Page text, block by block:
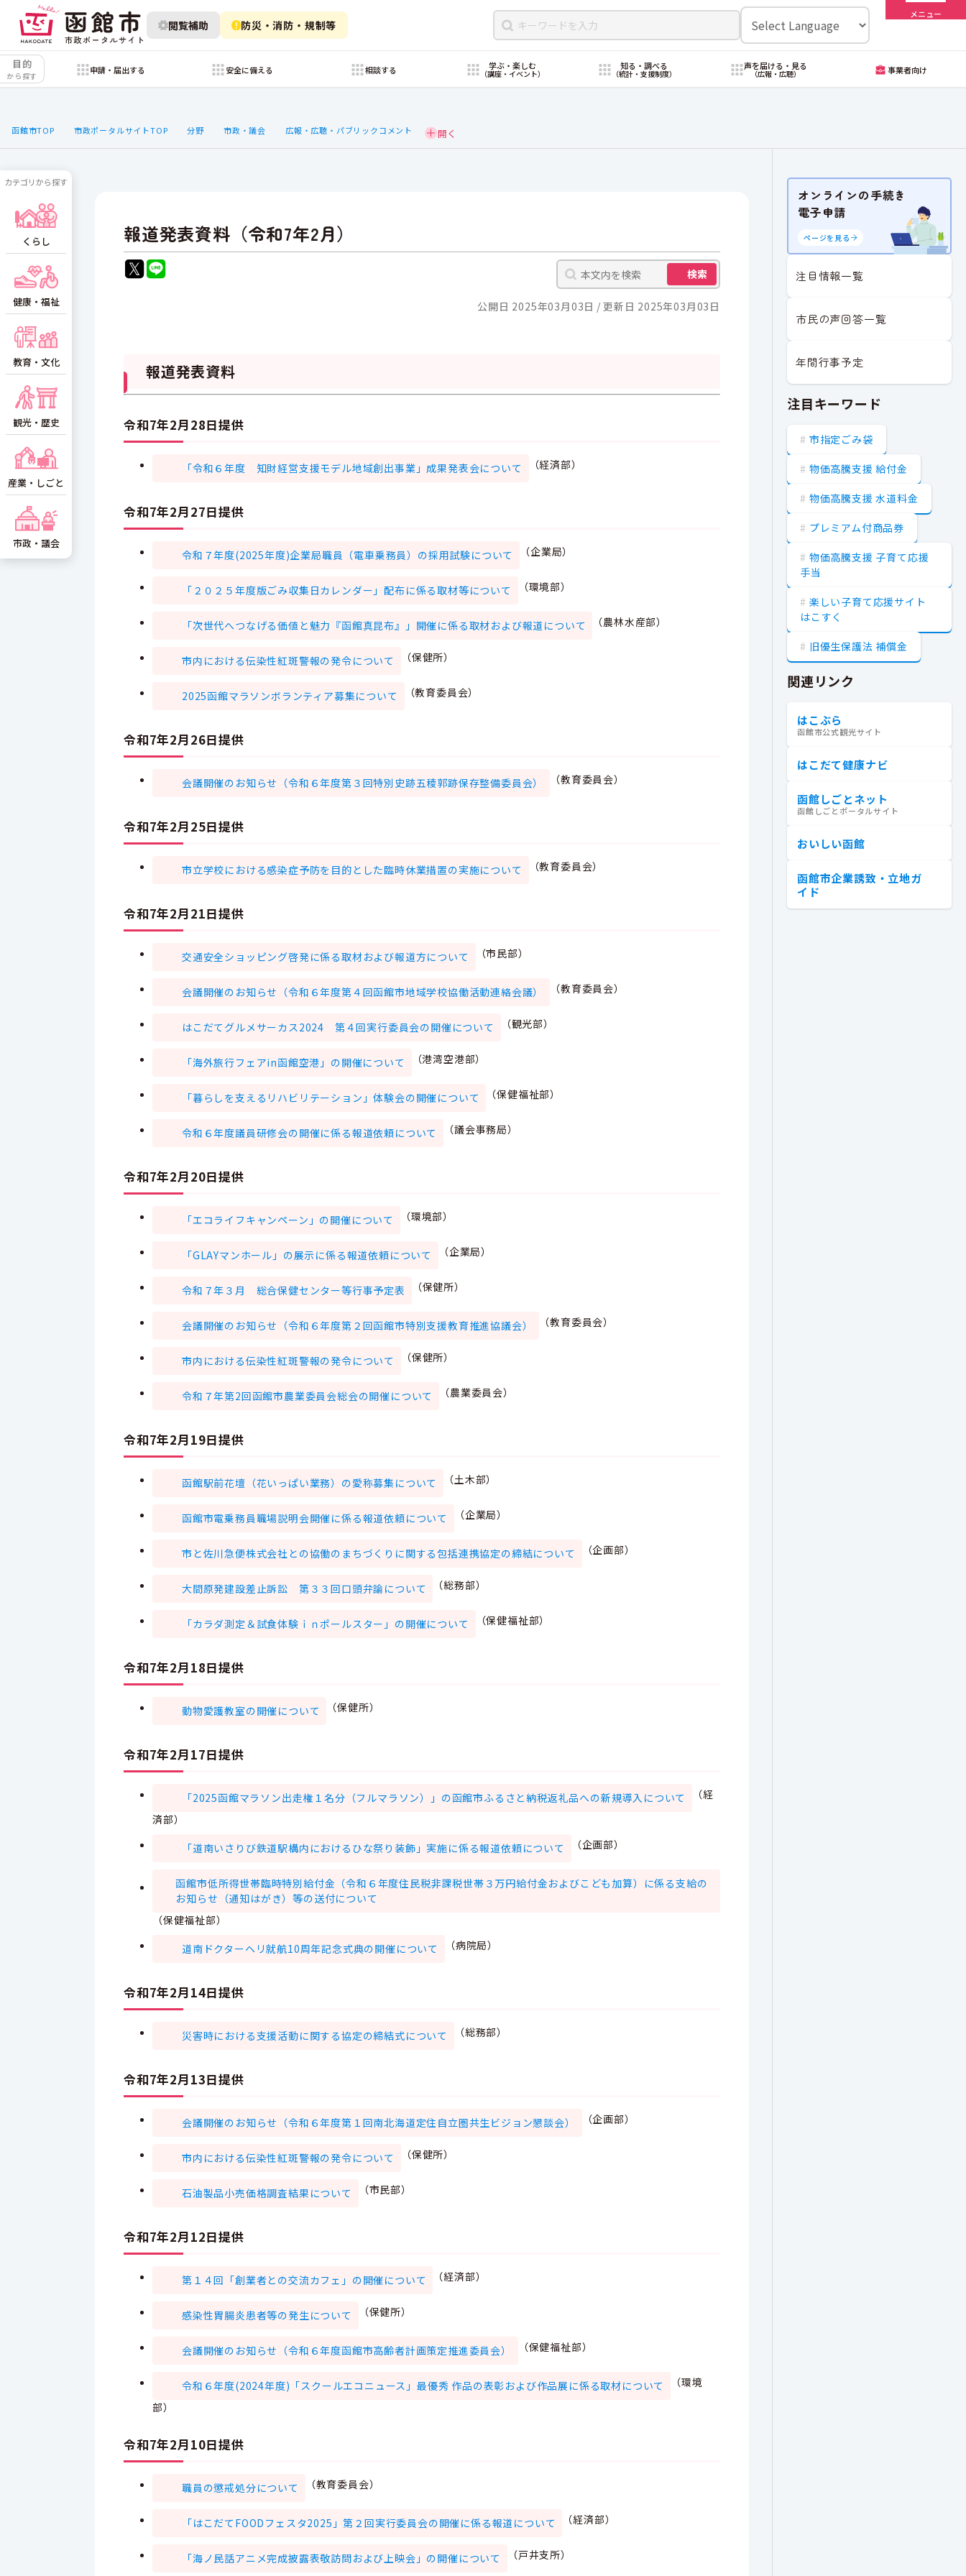
閲覧補助 防災・消防・規制等
メニュー
目的
から探す
申請・届出する 安全に備える 相談する 学ぶ・楽しむ
（講座・イベント）
知る・調べる
（統計・支援制度）
声を届ける・見る
（広報・広聴） 事業者向け
函館市TOP 市政ポータルサイトTOP 分野 市政・議会 広報・広聴・パブリックコメント
報道発表資料（令和7年2月）
検索
公開日 2025年03月03日 更新日 2025年03月03日
報道発表資料
令和7年2月28日提供
「令和６年度 知財経営支援モデル地域創出事業」成果発表会について （経済部）
令和7年2月27日提供
令和７年度(2025年度)企業局職員（電車乗務員）の採用試験について （企業局）
「２０２５年度版ごみ収集日カレンダー」配布に係る取材等について （環境部）
「次世代へつなげる価値と魅力『函館真昆布』」開催に係る取材および報道について （農林水産部）
市内における伝染性紅斑警報の発令について （保健所）
2025函館マラソンボランティア募集について （教育委員会）
令和7年2月26日提供
会議開催のお知らせ（令和６年度第３回特別史跡五稜郭跡保存整備委員会） （教育委員会）
令和7年2月25日提供
市立学校における感染症予防を目的とした臨時休業措置の実施について （教育委員会）
令和7年2月21日提供
交通安全ショッピング啓発に係る取材および報道方について （市民部）
会議開催のお知らせ（令和６年度第４回函館市地域学校協働活動連絡会議） （教育委員会）
はこだてグルメサーカス2024 第４回実行委員会の開催について （観光部）
「海外旅行フェアin函館空港」の開催について （港湾空港部）
「暮らしを支えるリハビリテーション」体験会の開催について （保健福祉部）
令和６年度議員研修会の開催に係る報道依頼について （議会事務局）
令和7年2月20日提供
「エコライフキャンペーン」の開催について （環境部）
「GLAYマンホール」の展示に係る報道依頼について （企業局）
令和７年３月 総合保健センター等行事予定表 （保健所）
会議開催のお知らせ（令和６年度第２回函館市特別支援教育推進協議会） （教育委員会）
市内における伝染性紅斑警報の発令について （保健所）
令和７年第2回函館市農業委員会総会の開催について （農業委員会）
令和7年2月19日提供
函館駅前花壇（花いっぱい業務）の愛称募集について （土木部）
函館市電乗務員職場説明会開催に係る報道依頼について （企業局）
市と佐川急便株式会社との協働のまちづくりに関する包括連携協定の締結について （企画部）
大間原発建設差止訴訟 第３３回口頭弁論について （総務部）
「カラダ測定＆試食体験ｉｎポールスター」の開催について （保健福祉部）
令和7年2月18日提供
動物愛護教室の開催について （保健所）
令和7年2月17日提供
「2025函館マラソン出走権１名分（フルマラソン）」の函館市ふるさと納税返礼品への新規導入について
（経
済部）
「道南いさりび鉄道駅構内におけるひな祭り装飾」実施に係る報道依頼について
（企画部）
函館市低所得世帯臨時特別給付金（令和６年度住民税非課税世帯３万円給付金およびこども加算）に係る支給の
お知らせ（通知はがき）等の送付について
（保健福祉部）
道南ドクターヘリ就航10周年記念式典の開催について
（病院局）
令和7年2月14日提供
災害時における支援活動に関する協定の締結式について （総務部）
令和7年2月13日提供
会議開催のお知らせ（令和６年度第１回南北海道定住自立圏共生ビジョン懇談会） （企画部）
市内における伝染性紅斑警報の発令について （保健所）
石油製品小売価格調査結果について （市民部）
令和7年2月12日提供
第１４回「創業者との交流カフェ」の開催について （経済部）
感染性胃腸炎患者等の発生について （保健所）
会議開催のお知らせ（令和６年度函館市高齢者計画策定推進委員会） （保健福祉部）
令和６年度(2024年度)「スクールエコニュース」最優秀 作品の表彰および作品展に係る取材について
（環境
部）
令和7年2月10日提供
職員の懲戒処分について （教育委員会）
「はこだてFOODフェスタ2025」第２回実行委員会の開催に係る報道について （経済部）
「海ノ民話アニメ完成披露表敬訪問および上映会」の開催について （戸井支所）
カテゴリから探す
くらし
健康・福祉
教育・文化
観光・歴史
産業・しごと
市政・議会
オンラインの手続き
電子申請
ページを見る
注目情報一覧
市民の声回答一覧
年間行事予定
注目キーワード
市指定ごみ袋
物価高騰支援 給付金
物価高騰支援 水道料金
プレミアム付商品券
物価高騰支援 子育て応援
手当
楽しい子育て応援サイト
はこすく
旧優生保護法 補償金
関連リンク
はこぶら
函館市公式観光サイト
はこだて健康ナビ
函館しごとネット
函館しごとポータルサイト
おいしい函館
函館市企業誘致・立地ガ
イド